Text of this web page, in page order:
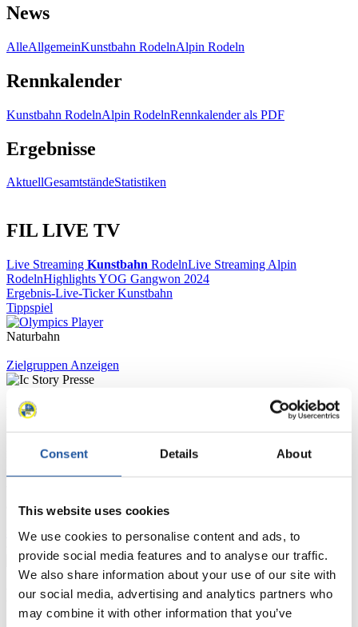
Consent Details About
This website uses cookies
We use cookies to personalise content and ads, to
provide social media features and to analyse our traffic.
We also share information about your use of our site with
our social media, advertising and analytics partners who
may combine it with other information that you’ve
News
AlleAllgemeinKunstbahn RodelnAlpin Rodeln
Rennkalender
Kunstbahn RodelnAlpin RodelnRennkalender als PDF
Ergebnisse
AktuellGesamtständeStatistiken
FIL LIVE TV
Live Streaming Kunstbahn RodelnLive Streaming Alpin
RodelnHighlights YOG Gangwon 2024
Ergebnis-Live-Ticker Kunstbahn
Tippspiel
Naturbahn
Zielgruppen Anzeigen
Für Presse- und Medienvertreter
Hier finden Sie Informationen für Presse- und Medienvertreter. Sie
haben Zugriff auf Athletenbiographien und Informationen zu
Wettkämpfen. Außerdem können Sie Ihre Medienakkreditierung
allgemeine Neuigkeiten einholen.
>> Weiter
Für Nationale Verbände